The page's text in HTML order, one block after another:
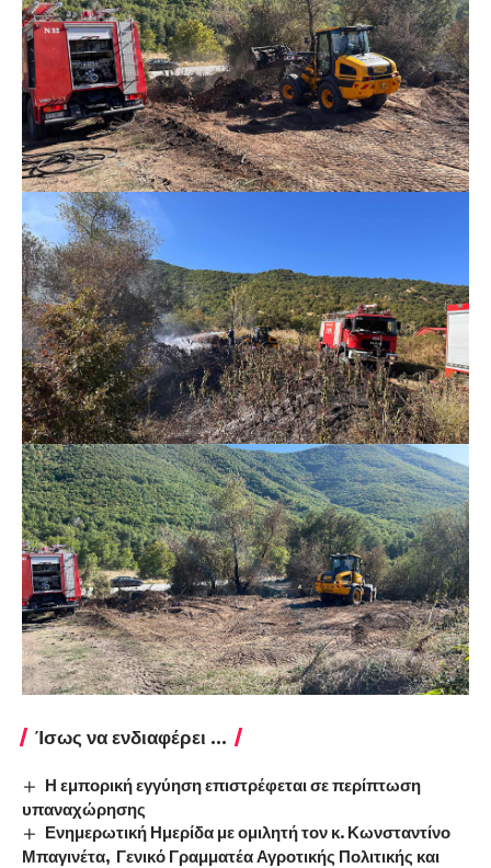
Ίσως να ενδιαφέρει ...
Η εμπορική εγγύηση επιστρέφεται σε περίπτωση
υπαναχώρησης
Ενημερωτική Ημερίδα με ομιλητή τον κ. Κωνσταντίνο
Μπαγινέτα, Γενικό Γραμματέα Αγροτικής Πολιτικής και